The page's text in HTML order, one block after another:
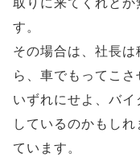
取りに来てくれとか
す。
その場合は、社長
ら、車でもってこさ
いずれにせよ、バイ
しているのかもし
ています。